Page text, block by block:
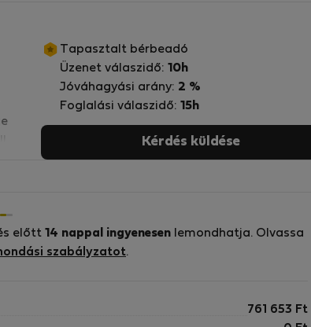
Tapasztalt bérbeadó
Üzenet válaszidő: 10h
Jóváhagyási arány: 2 %
Foglalási válaszidő: 15h
Kérdés küldése
előtt 14 nappal ingyenesen lemondhatja. Olvassa
szabályzatot.
761 653 Ft